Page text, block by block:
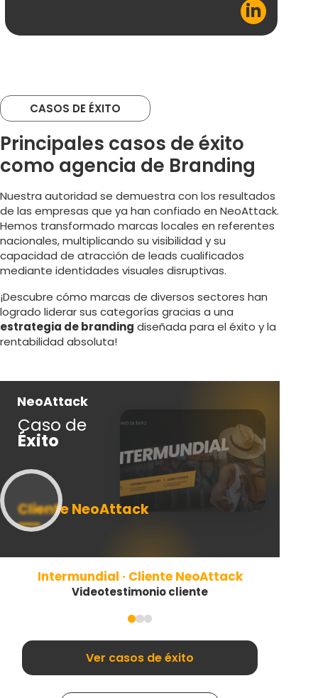
in
NeoAttack
Caso de
Éxito
Cliente NeoAttack
Intermundial · Cliente NeoAttack
Videotestimonio cliente
CASOS DE ÉXITO
Principales casos de éxito
como agencia de Branding
Nuestra autoridad se demuestra con los resultados
de las empresas que ya han confiado en NeoAttack.
Hemos transformado marcas locales en referentes
nacionales, multiplicando su visibilidad y su
capacidad de atracción de leads cualificados
mediante identidades visuales disruptivas.
¡Descubre cómo marcas de diversos sectores han
logrado liderar sus categorías gracias a una
estrategia de branding diseñada para el éxito y la
rentabilidad absoluta!
Ver casos de éxito